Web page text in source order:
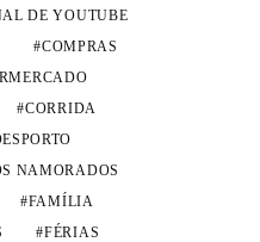
DE YOUTUBE
COMPRAS
CORRIDA
NAMORADOS
FAMÍLIA
FÉRIAS